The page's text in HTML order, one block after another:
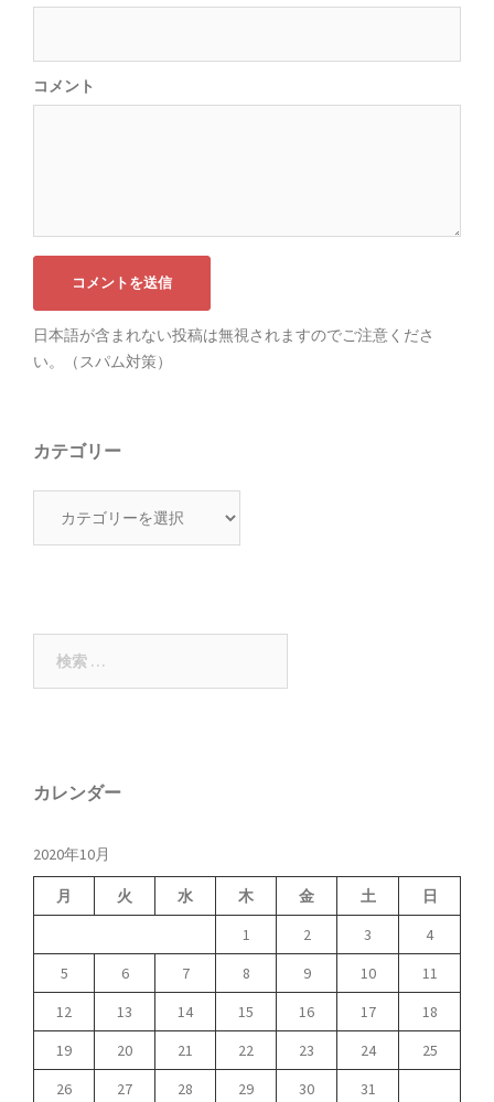
コメント
日本語が含まれない投稿は無視されますのでご注意くださ
い。（スパム対策）
カテゴリー
カレンダー
2020年10月
月 火 水 木 金 土 日
1 2 3
4
5
6 7 8 9 10
11
12
13 14 15 16 17
18
19
20 21 22 23 24
25
26
27 28 29 30 31